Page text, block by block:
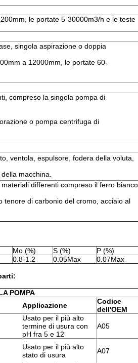
le portate 5-30000m3/h e le teste
singola aspirazione o doppia
a 12000mm, le portate 60-
compreso la singola pompa di
o pompa centrifuga di
ventola, espulsore, fodera della voluta,
macchina.
differenti compreso il ferro bianco
tenore di carbonio del cromo, acciaio al
Mo (%) S (%)
P (%)
0.8-1.2 0.05Max 0.07Max
POMPA
Applicazione
Codice
dell'OEM
Usato per il più alto
termine di usura con
pH fra 5 e 12
A05
Usato per il più alto
stato di usura
A07